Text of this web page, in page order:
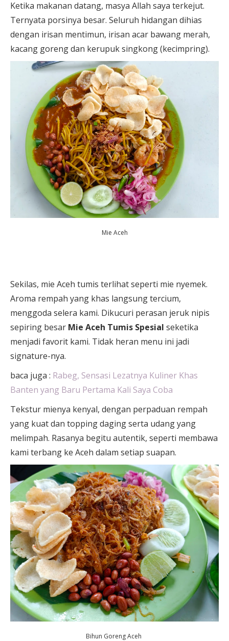
Ketika makanan datang, masya Allah saya terkejut.
Ternyata porsinya besar. Seluruh hidangan dihias
dengan irisan mentimun, irisan acar bawang merah,
kacang goreng dan kerupuk singkong (kecimpring).
Mie Aceh
Sekilas, mie Aceh tumis terlihat seperti mie nyemek.
Aroma rempah yang khas langsung tercium,
menggoda selera kami. Dikucuri perasan jeruk nipis
sepiring besar Mie Aceh Tumis Spesial seketika
menjadi favorit kami. Tidak heran menu ini jadi
signature-nya.
baca juga : Rabeg, Sensasi Lezatnya Kuliner Khas
Banten yang Baru Pertama Kali Saya Coba
Tekstur mienya kenyal, dengan perpaduan rempah
yang kuat dan topping daging serta udang yang
melimpah. Rasanya begitu autentik, seperti membawa
kami terbang ke Aceh dalam setiap suapan.
Bihun Goreng Aceh